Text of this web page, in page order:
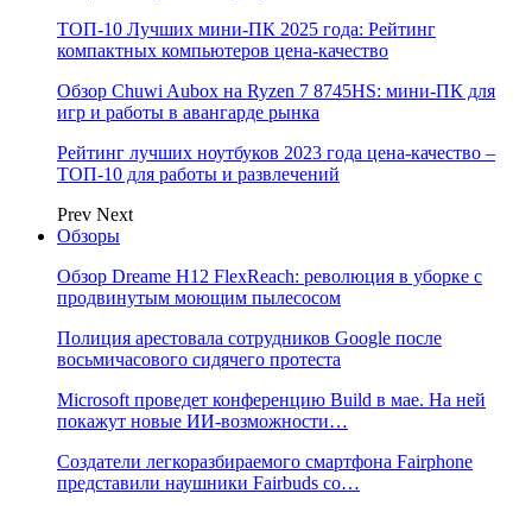
ТОП-10 Лучших мини-ПК 2025 года: Рейтинг
компактных компьютеров цена-качество
Обзор Chuwi Aubox на Ryzen 7 8745HS: мини-ПК для
игр и работы в авангарде рынка
Рейтинг лучших ноутбуков 2023 года цена-качество –
ТОП-10 для работы и развлечений
Prev Next
Обзоры
Обзор Dreame H12 FlexReach: революция в уборке с
продвинутым моющим пылесосом
Полиция арестовала сотрудников Google после
восьмичасового сидячего протеста
Microsoft проведет конференцию Build в мае. На ней
покажут новые ИИ-возможности…
Создатели легкоразбираемого смартфона Fairphone
представили наушники Fairbuds со…